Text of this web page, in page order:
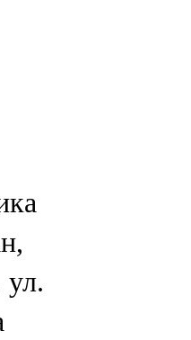
ул.